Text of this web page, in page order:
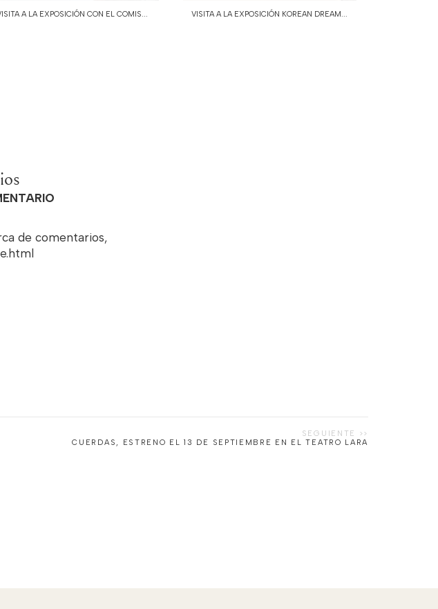
A LA EXPOSICIÓN CON EL COMIS... VISITA A LA EXPOSICIÓN KOREAN DREAM...
de comentarios,
CUERDAS, ESTRENO EL 13 DE SEPTIEMBRE EN EL TEATRO LARA